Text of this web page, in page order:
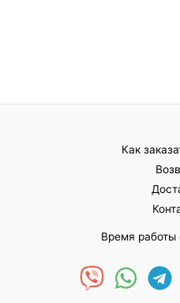
Как
Время